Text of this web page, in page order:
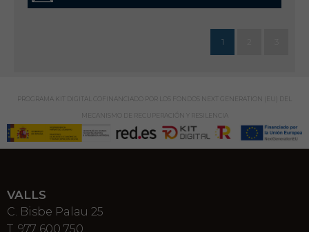
1
PROGRAMA KIT DIGITAL COFINANCIADO POR LOS FONDOS NEXT GENERATION (EU) DEL
MECANISMO DE RECUPERACIÓN Y RESILENCIA
VALLS
C. Bisbe Palau 25
T. 977 600 750